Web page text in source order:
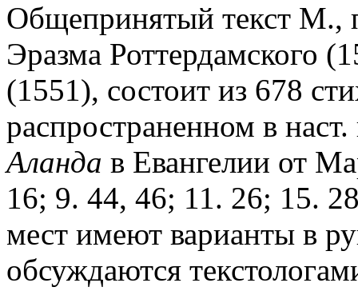
Общепринятый текст М.,
Эразма Роттердамского
(1551), состоит из 678
распространенном в
Аланда в Евангелии от
16; 9. 44, 46; 11. 26; 15.
мест имеют варианты в
обсуждаются